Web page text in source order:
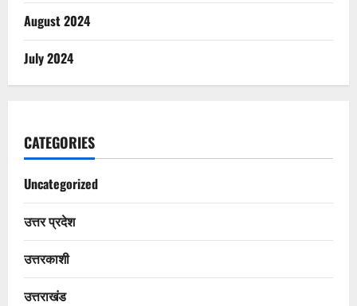
August 2024
July 2024
CATEGORIES
Uncategorized
उत्तर प्रदेश
उत्तरकाशी
उत्तराखंड